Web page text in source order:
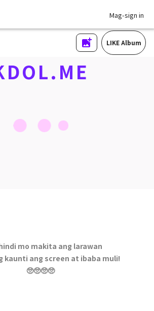
Mag-sign in
LIKE Album
mo makita ang larawan
kaunti ang screen at ibaba muli!
🥺🥺🥺🥺